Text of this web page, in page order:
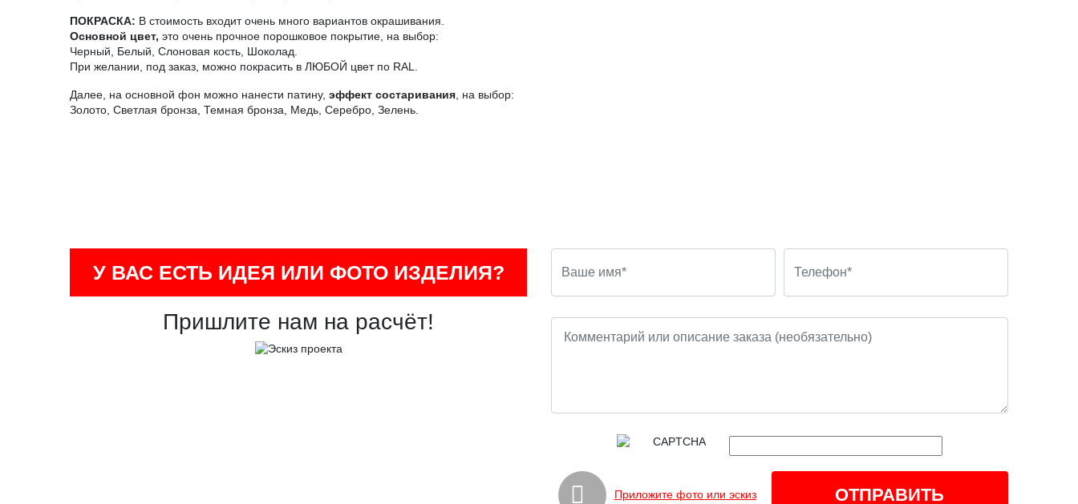
ПОКРАСКА: В стоимость входит очень много вариантов окрашивания.
Основной цвет, это очень прочное порошковое покрытие, на выбор:
Черный, Белый, Слоновая кость, Шоколад.
При желании, под заказ, можно покрасить в ЛЮБОЙ цвет по RAL.
Далее, на основной фон можно нанести патину, эффект состаривания , на выбор:
Золото, Светлая бронза, Темная бронза, Медь, Серебро, Зелень.
У ВАС ЕСТЬ ИДЕЯ ИЛИ ФОТО ИЗДЕЛИЯ?
Пришлите нам на расчёт!
Приложите фото или эскиз